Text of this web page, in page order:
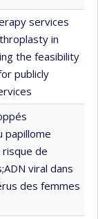
services
in
the feasibility
publicly
papillome
de
viral dans
des femmes